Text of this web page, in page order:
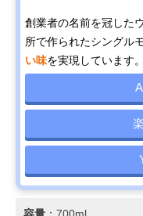
創業者の名前を冠した
所で作られたシングル
い味を実現しています。
容量 ：700ml